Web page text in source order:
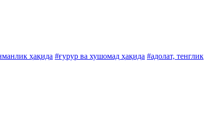
ҳақида #ғурур ва хушомад ҳақида #адолат, тенглик